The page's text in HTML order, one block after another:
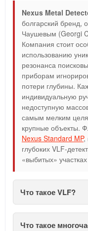
Nexus Metal
болгарский бренд,
Чаушевым (Georgi
Компания стоит
использованию
резонанса
приборам
потери глубины.
индивидуальную
недоступную
самым мелким
крупные объекты.
Nexus Standard MP,
глубоких VLF-
«выбитых»
Что такое VLF?
Что такое